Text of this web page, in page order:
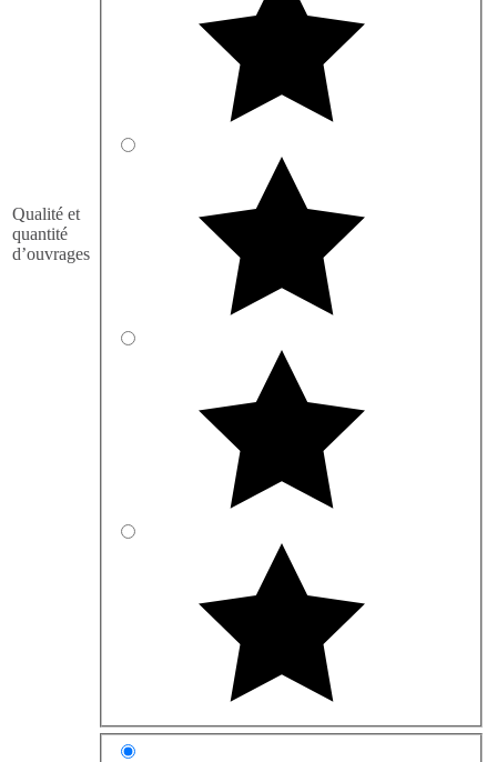
Qualité et
quantité
d’ouvrages